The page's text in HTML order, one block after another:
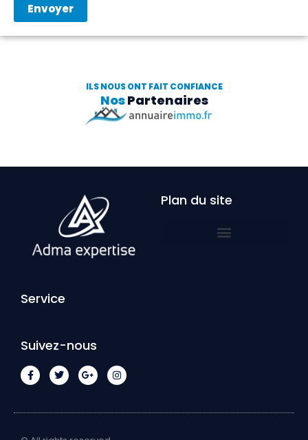
Envoyer
ILS NOUS ONT FAIT CONFIANCE
NosPartenaires
Plan du site
Service
Suivez-nous